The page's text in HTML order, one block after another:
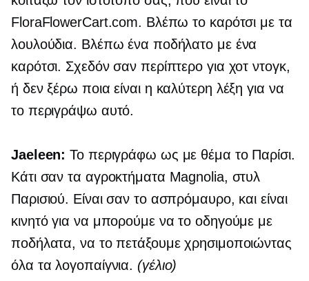
FloraFlowerCart.com. Βλέπω το καρότσι με τα
λουλούδια. Βλέπω ένα ποδήλατο με ένα
καρότσι. Σχεδόν σαν περίπτερο για χοτ ντογκ,
ή δεν ξέρω ποια είναι η καλύτερη λέξη για να
το περιγράψω αυτό.
Jaeleen: Το περιγράφω ως με θέμα το Παρίσι.
Κάτι σαν τα αγροκτήματα Magnolia, στυλ
Παρισιού. Είναι σαν το ασπρόμαυρο, και είναι
κινητό για να μπορούμε να το οδηγούμε με
ποδήλατα, να το πετάξουμε χρησιμοποιώντας
όλα τα λογοπαίγνια. (γέλιο)